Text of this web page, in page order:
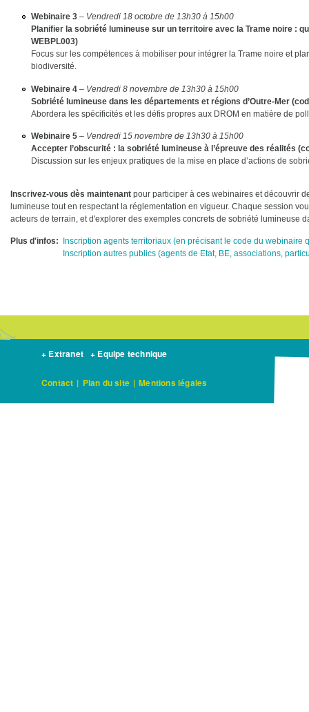
Webinaire 3 – Vendredi 18 octobre de 13h30 à 15h00
Planifier la sobriété lumineuse sur un territoire avec la Trame noire :
WEBPL003)
Focus sur les compétences à mobiliser pour intégrer la Trame noire et
biodiversité.
Webinaire 4 – Vendredi 8 novembre de 13h30 à 15h00
Sobriété lumineuse dans les départements et régions d’Outre-Mer
Abordera les spécificités et les défis propres aux DROM en matière de
Webinaire 5 – Vendredi 15 novembre de 13h30 à 15h00
Accepter l’obscurité : la sobriété lumineuse à l’épreuve des réalités
Discussion sur les enjeux pratiques de la mise en place d’actions de
Inscrivez-vous dès maintenant pour participer à ces webinaires et découvrir
lumineuse tout en respectant la réglementation en vigueur. Chaque session
acteurs de terrain, et d'explorer des exemples concrets de sobriété lumineuse
Plus d'infos
Inscription agents territoriaux (en précisant le code du
Inscription autres publics (agents de Etat, BE, associations,
+ Extranet + Equipe technique
Contact | Plan du site | Mentions légales